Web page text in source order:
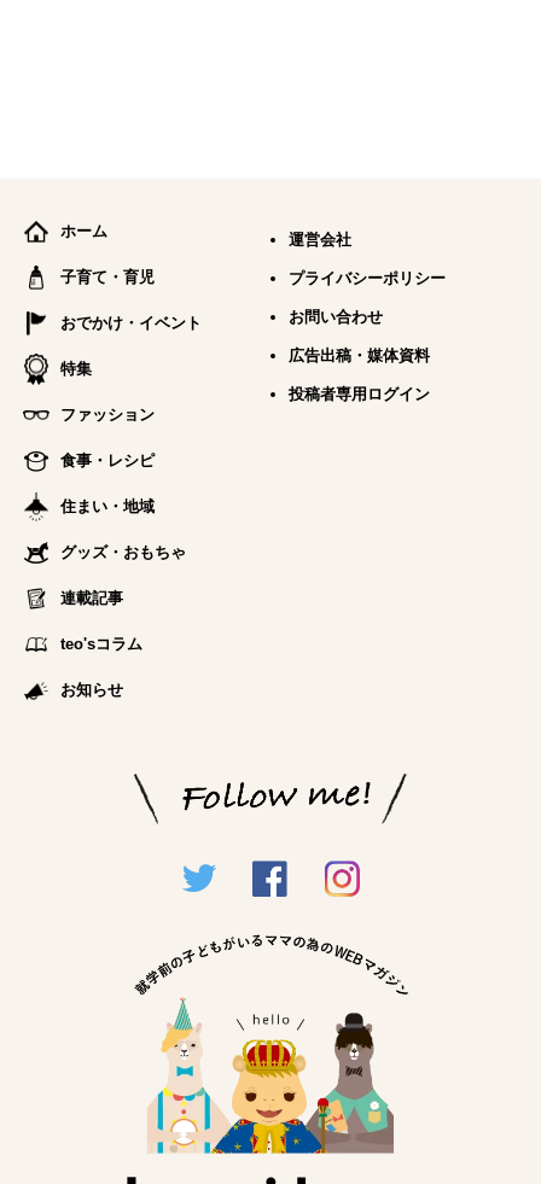
ホーム
子育て・育児
おでかけ・イベント
特集
ファッション
食事・レシピ
住まい・地域
グッズ・おもちゃ
連載記事
teo'sコラム
お知らせ
運営会社
プライバシーポリシー
お問い合わせ
広告出稿・媒体資料
投稿者専用ログイン